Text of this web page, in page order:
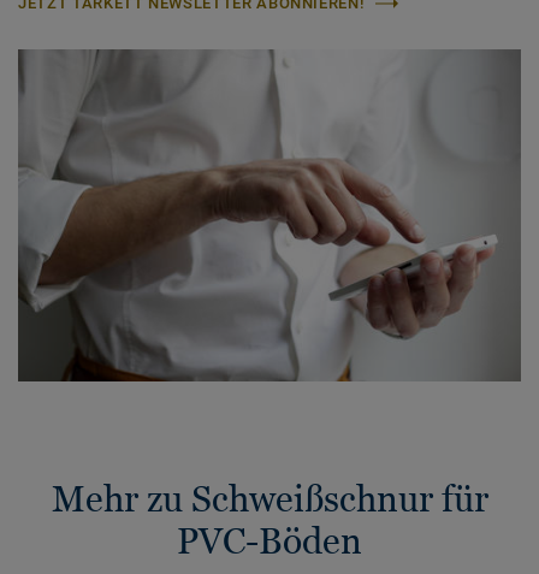
Mehr zu Schweißschnur für
PVC-Böden